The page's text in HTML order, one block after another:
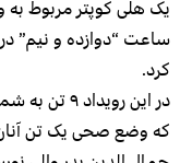
یک هلی کوپتر مربوط به
ساعت “دوازده و نیم”
کرد.
در این
که وضع صحی یک تن